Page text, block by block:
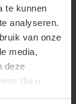
te kunnen
analyseren.
van onze
media,
deze
die u